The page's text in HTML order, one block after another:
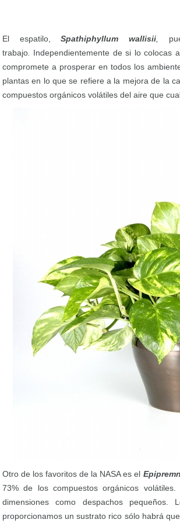
El espatilo,Spathiphyllum wallisii
trabajo
Independientemente de si lo colocas
compromete a prosperar en todos los
plantas en lo que se refiere a la mejora de la
compuestos orgánicos volátiles del aire que
Otro de los favoritos de la NASA es el
73% de los compuestos orgánicos
dimensiones como despachos
proporcionamos un sustrato rico sólo habrá